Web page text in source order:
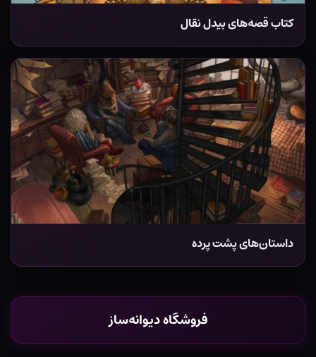
کتاب قصه‌های بیدل نقال
داستان‌های پشت پرده
فروشگاه دیوانه‌ساز